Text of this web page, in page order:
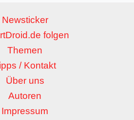
Newsticker
folgen
Themen
/ Kontakt
Über uns
Autoren
Impressum